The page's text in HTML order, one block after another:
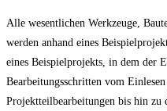
Alle wesentlichen Werkzeuge,
werden anhand eines
eines Beispielprojekts, in dem der
Bearbeitungsschritten vom
Projektteilbearbeitungen bis hin zu